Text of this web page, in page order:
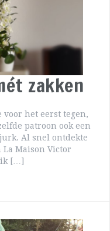
zakken
het eerst tegen,
patroon ook een
Al snel ontdekte
Maison Victor
ik […]